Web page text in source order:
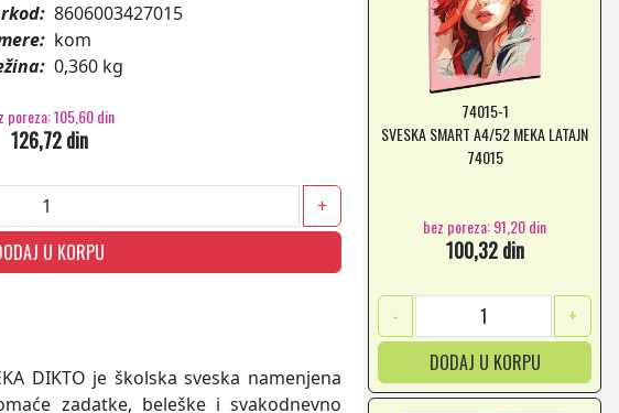
8606003427015
kom
0,360 kg
poreza: 105,60 din
126,72 din
+
U KORPU
DIKTO je školska sveska namenjena
zadatke, beleške i svakodnevno
74015-1
SVESKA SMART A4/52 MEKA LATAJN
74015
bez poreza: 91,20 din
100,32 din
-
+
DODAJ U KORPU